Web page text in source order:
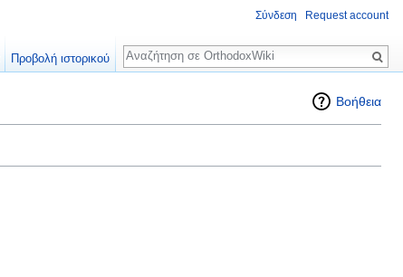
Βοήθεια
Σύνδεση Request account
Προβολή ιστορικού
Αναζήτηση